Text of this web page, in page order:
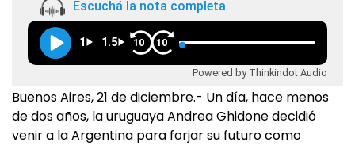
Escuchá la nota completa
1 1.5 10 10
Powered by Thinkindot Audio
Buenos Aires, 21 de diciembre.- Un día, hace menos
de dos años, la uruguaya Andrea Ghidone decidió
venir a la Argentina para forjar su futuro como